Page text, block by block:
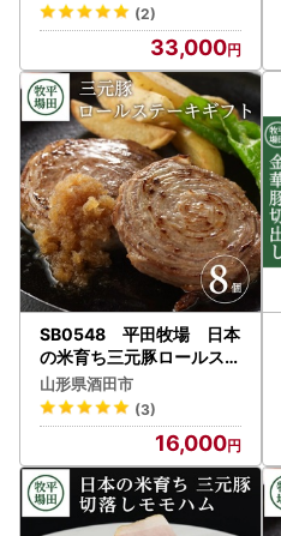
(2)
33,000
SB0548 平田牧場 日本
の米育ち三元豚ロールステ
ーキ 8個ギフト
山形県酒田市
(3)
16,000